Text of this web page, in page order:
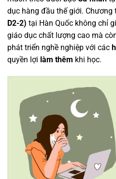
dục hàng đầu thế giới. Chương
D2-2) tại Hàn Quốc không chỉ
giáo dục chất lượng cao mà
phát triển nghề nghiệp với các
quyền lợi làm thêm khi học.